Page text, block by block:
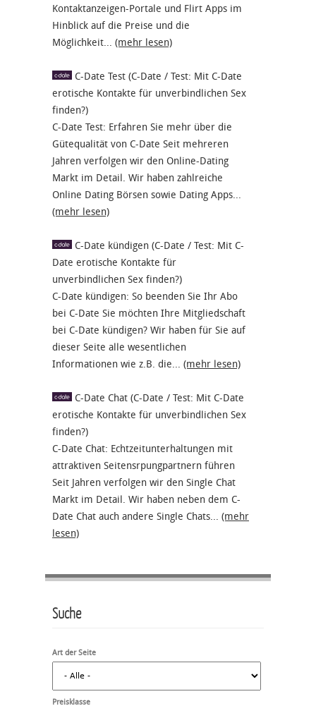
Kontaktanzeigen-Portale und Flirt Apps im
Hinblick auf die Preise und die
Möglichkeit... (mehr lesen)
C-Date Test (C-Date / Test: Mit C-Date
erotische Kontakte für unverbindlichen Sex
finden?)
C-Date Test: Erfahren Sie mehr über die
Gütequalität von C-Date Seit mehreren
Jahren verfolgen wir den Online-Dating
Markt im Detail. Wir haben zahlreiche
Online Dating Börsen sowie Dating Apps...
(mehr lesen)
C-Date kündigen (C-Date / Test: Mit C-
Date erotische Kontakte für
unverbindlichen Sex finden?)
C-Date kündigen: So beenden Sie Ihr Abo
bei C-Date Sie möchten Ihre Mitgliedschaft
bei C-Date kündigen? Wir haben für Sie auf
dieser Seite alle wesentlichen
Informationen wie z.B. die... (mehr lesen)
C-Date Chat (C-Date / Test: Mit C-Date
erotische Kontakte für unverbindlichen Sex
finden?)
C-Date Chat: Echtzeitunterhaltungen mit
attraktiven Seitensrpungpartnern führen
Seit Jahren verfolgen wir den Single Chat
Markt im Detail. Wir haben neben dem C-
Date Chat auch andere Single Chats... (mehr
lesen)
Suche
Art der Seite
Preisklasse